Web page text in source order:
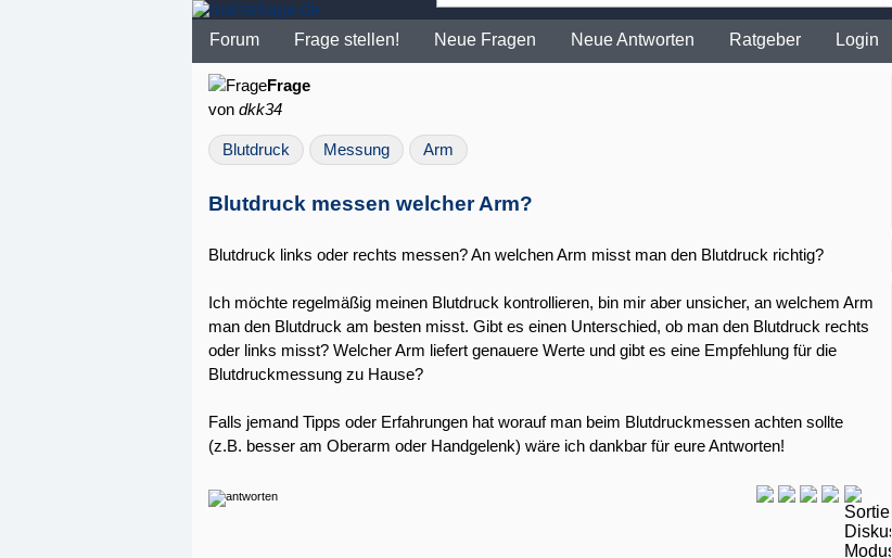
Forum Frage stellen! Neue Fragen Neue Antworten Ratgeber Login
Frage
von dkk34
Blutdruck Messung Arm
Blutdruck messen welcher Arm?
Blutdruck links oder rechts messen? An welchen Arm misst man den Blutdruck richtig?
Ich möchte regelmäßig meinen Blutdruck kontrollieren, bin mir aber unsicher, an welchem Arm
man den Blutdruck am besten misst. Gibt es einen Unterschied, ob man den Blutdruck rechts
oder links misst? Welcher Arm liefert genauere Werte und gibt es eine Empfehlung für die
Blutdruckmessung zu Hause?
Falls jemand Tipps oder Erfahrungen hat worauf man beim Blutdruckmessen achten sollte
(z.B. besser am Oberarm oder Handgelenk) wäre ich dankbar für eure Antworten!